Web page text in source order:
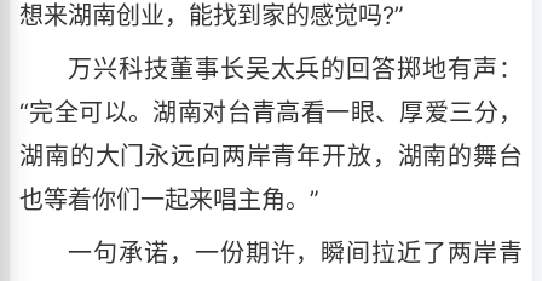
想来湖南创业，能找到家的感觉吗?”
万兴科技董事长吴太兵的回答掷地有声：
“完全可以。湖南对台青高看一眼、厚爱三分，
湖南的大门永远向两岸青年开放，湖南的舞台
也等着你们一起来唱主角。”
一句承诺，一份期许，瞬间拉近了两岸青